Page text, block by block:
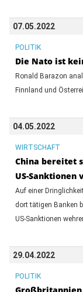
07.05.2022
POLITIK
Die Nato ist
Ronald Barazon
Finnland und
04.05.2022
WIRTSCHAFT
China bereitet
US-Sanktionen
Auf einer
dort tätigen Banken
US-Sanktionen
29.04.2022
POLITIK